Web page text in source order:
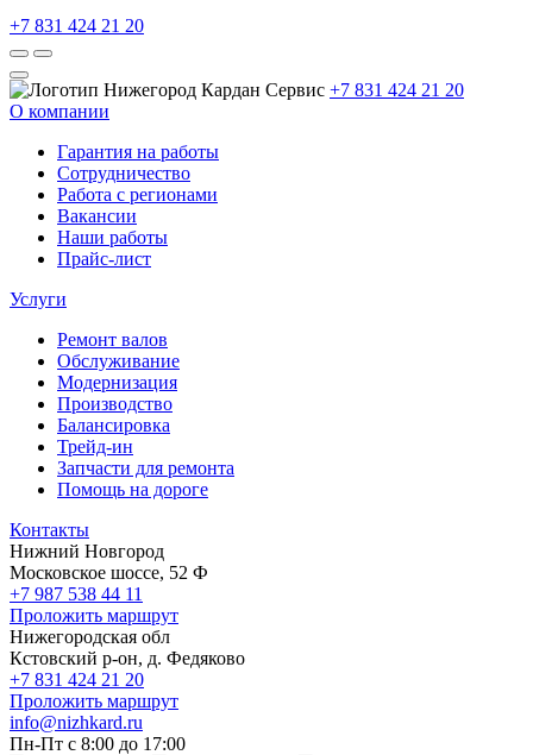
+7 831 424 21 20
+7 831 424 21 20
О компании
Гарантия на работы
Сотрудничество
Работа с регионами
Вакансии
Наши работы
Прайс-лист
Услуги
Ремонт валов
Обслуживание
Модернизация
Производство
Балансировка
Трейд-ин
Запчасти для ремонта
Помощь на дороге
Контакты
Нижний Новгород
Московское шоссе, 52 Ф
+7 987 538 44 11
Проложить маршрут
Нижегородская обл
Кстовский р-он, д. Федяково
+7 831 424 21 20
Проложить маршрут
info@nizhkard.ru
Пн-Пт с 8:00 до 17:00